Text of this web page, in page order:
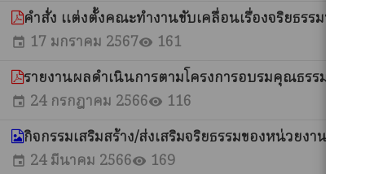
คำสั่ง แต่งตั้งคณะทํางานขับเคลื่อนเรื่องจริยธรรมประ
event 17 มกราคม 2567visibility 161
รายงานผลดำเนินการตามโครงการอบรมคุณธรรมจริย
event 24 กรกฎาคม 2566visibility 116
กิจกรรมเสริมสร้าง/ส่งเสริมจริยธรรมของหน่วยงาน
event 24 มีนาคม 2566visibility 169